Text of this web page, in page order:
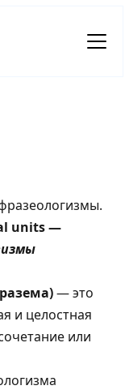
units —
— это
и целостная
или